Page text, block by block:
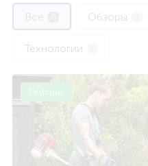
Все Обзоры
Технологии
Рейтинг